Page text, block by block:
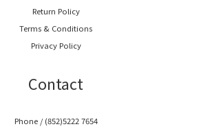
Return Policy
Terms & Conditions
Privacy Policy
Contact
Phone / (852)5222 7654